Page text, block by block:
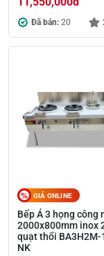
Đã bán: 20
GIÁ ONLINE
Bếp Á 3 họng công
2000x800mm inox
quạt thổi BA3H2M-
NK